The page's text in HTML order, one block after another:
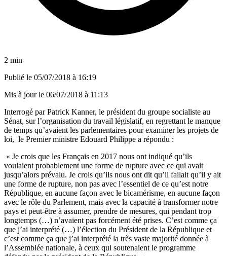
2 min
Publié le 05/07/2018 à 16:19
Mis à jour le 06/07/2018 à 11:13
Interrogé par Patrick Kanner, le président du groupe socialiste au
Sénat, sur l’organisation du travail législatif, en regrettant le manque
de temps qu’avaient les parlementaires pour examiner les projets de
loi, le Premier ministre Edouard Philippe a répondu :
« Je crois que les Français en 2017 nous ont indiqué qu’ils
voulaient probablement une forme de rupture avec ce qui avait
jusqu’alors prévalu. Je crois qu’ils nous ont dit qu’il fallait qu’il y ait
une forme de rupture, non pas avec l’essentiel de ce qu’est notre
République, en aucune façon avec le bicamérisme, en aucune façon
avec le rôle du Parlement, mais avec la capacité à transformer notre
pays et peut-être à assumer, prendre de mesures, qui pendant trop
longtemps (…) n’avaient pas forcément été prises. C’est comme ça
que j’ai interprété (…) l’élection du Président de la République et
c’est comme ça que j’ai interprété la très vaste majorité donnée à
l’Assemblée nationale, à ceux qui soutenaient le programme